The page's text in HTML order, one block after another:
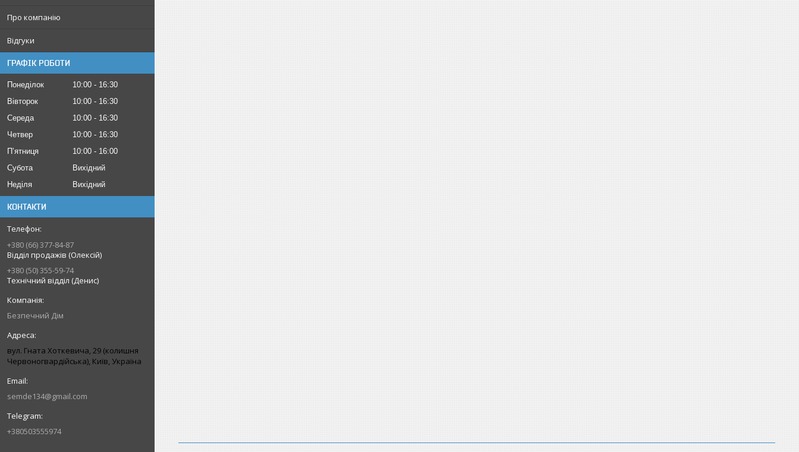
Про компанію
Відгуки
ГРАФІК РОБОТИ
Понеділок 10:00
16:30
Вівторок
10:00
16:30
Середа
10:00
16:30
Четвер
10:00
16:30
Пʼятниця
10:00
16:00
Субота
Вихідний
Неділя
Вихідний
КОНТАКТИ
+380 (66) 377-84-87
Відділ продажів (Олексій)
+380 (50) 355-59-74
Технічний відділ (Денис)
Безпечний Дім
вул. Гната Хоткевича, 29 (колишня
Червоногвардійська), Київ, Україна
semde134@gmail.com
+380503555974